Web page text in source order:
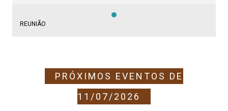
REUNIÃO
PRÓXIMOS EVENTOS DE
11/07/2026